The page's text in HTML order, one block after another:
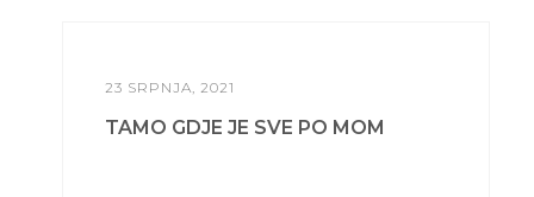
23 SRPNJA, 2021
TAMO GDJE JE SVE PO MOM